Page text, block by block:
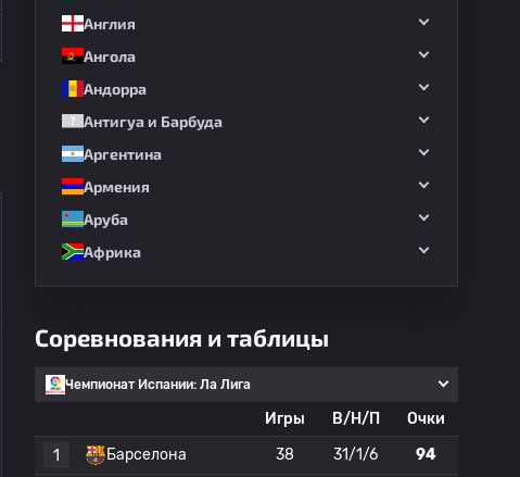
Англия
Ангола
Андорра
Антигуа и Барбуда
Аргентина
Армения
Аруба
Африка
Соревнования и таблицы
Чемпионат Испании: Ла Лига
Игры В/Н/П
Очки
1
Барселона 38 31/1/6 94